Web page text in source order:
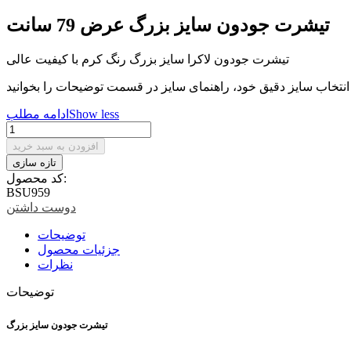
تیشرت جودون سایز بزرگ عرض 79 سانت
تیشرت جودون لاکرا سایز بزرگ رنگ کرم با کیفیت عالی
ادامه مطلب Show less
افزودن به سبد خرید
کد محصول:
BSU959
دوست داشتن
توضیحات
جزئیات محصول
نظرات
توضیحات
تیشرت جودون سایز بزرگ